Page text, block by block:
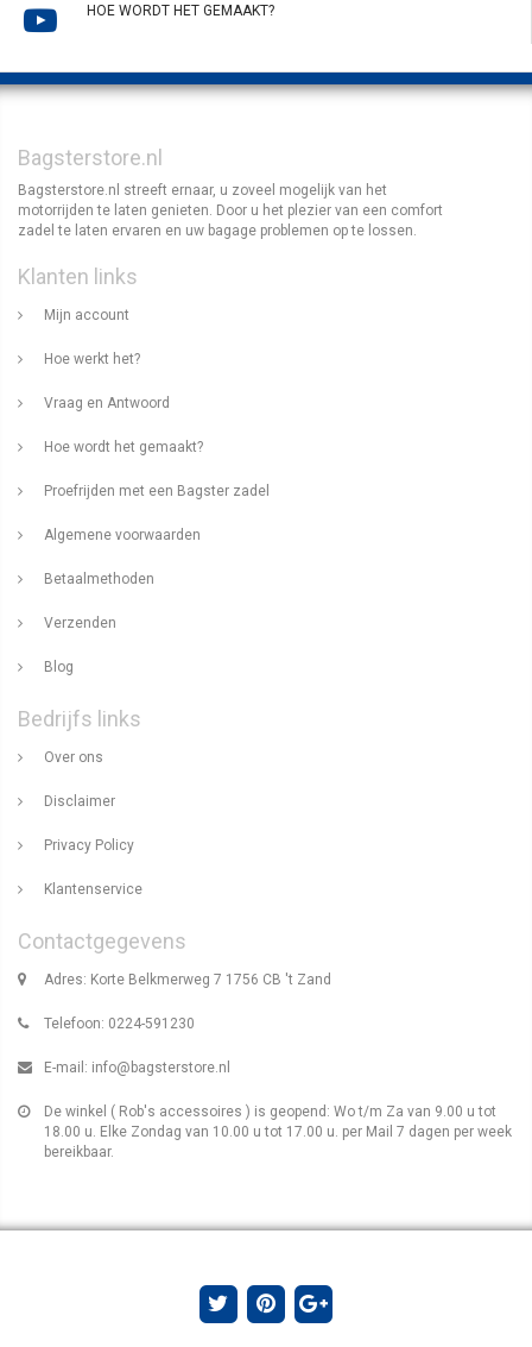
HOE WORDT HET GEMAAKT?
Bagsterstore.nl
Bagsterstore.nl streeft ernaar, u zoveel mogelijk van het
motorrijden te laten genieten. Door u het plezier van een comfort
zadel te laten ervaren en uw bagage problemen op te lossen.
Klanten links
Mijn account
Hoe werkt het?
Vraag en Antwoord
Hoe wordt het gemaakt?
Proefrijden met een Bagster zadel
Algemene voorwaarden
Betaalmethoden
Verzenden
Blog
Bedrijfs links
Over ons
Disclaimer
Privacy Policy
Klantenservice
Contactgegevens
Adres: Korte Belkmerweg 7 1756 CB 't Zand
Telefoon: 0224-591230
E-mail: info@bagsterstore.nl
De winkel ( Rob's accessoires ) is geopend: Wo t/m Za van 9.00 u tot
18.00 u. Elke Zondag van 10.00 u tot 17.00 u. per Mail 7 dagen per week
bereikbaar.